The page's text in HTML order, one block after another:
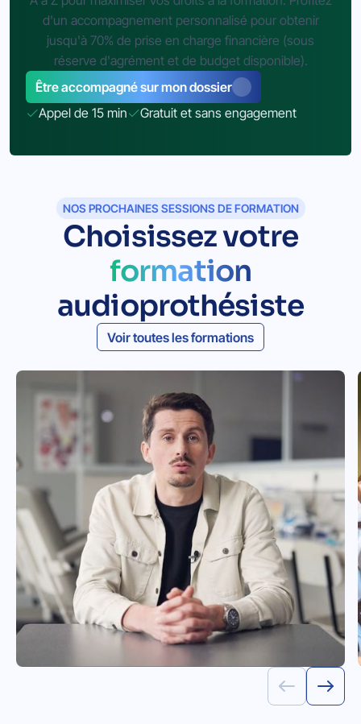
d'un accompagnement personnalisé pour obtenir
jusqu'à 70% de prise en charge financière (sous
réserve d'agrément et de budget disponible).
Être accompagné sur mon dossier
Appel de 15 min
Gratuit et sans engagement
NOS PROCHAINES SESSIONS DE FORMATION
Choisissez votre
formation
audioprothésiste
Voir toutes les formations